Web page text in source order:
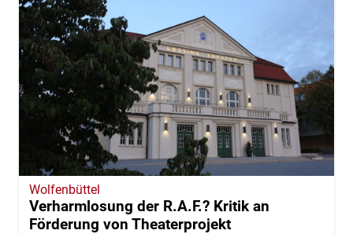
Wolfenbüttel
Verharmlosung der R.A.F.? Kritik an
Förderung von Theaterprojekt